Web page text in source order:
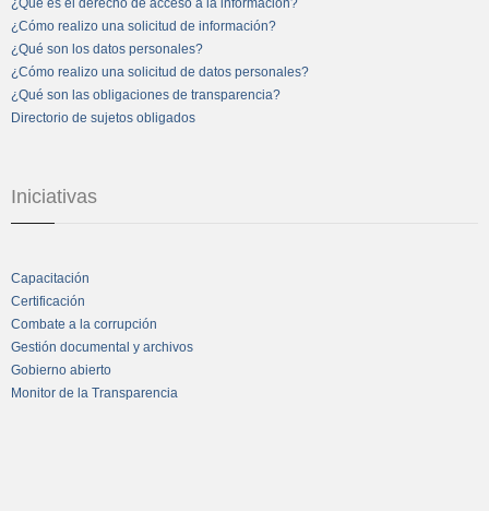
¿Cómo realizo una solicitud de información?
¿Qué son los datos personales?
¿Cómo realizo una solicitud de datos personales?
¿Qué son las obligaciones de transparencia?
Directorio de sujetos obligados
Iniciativas
Capacitación
Certificación
Combate a la corrupción
Gestión documental y archivos
Gobierno abierto
Monitor de la Transparencia